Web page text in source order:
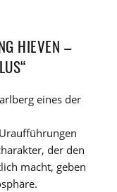
HIEVEN –
eines der
der den
macht, geben